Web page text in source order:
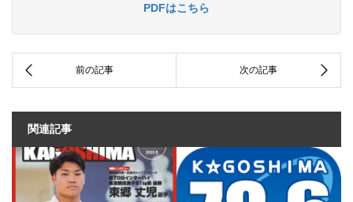
PDFはこちら
関連記事